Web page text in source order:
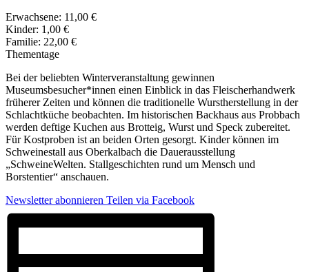
Erwachsene: 11,00 €
Kinder: 1,00 €
Familie: 22,00 €
Thementage
Bei der beliebten Winterveranstaltung gewinnen
Museumsbesucher*innen einen Einblick in das Fleischerhandwerk
früherer Zeiten und können die traditionelle Wurstherstellung in der
Schlachtküche beobachten. Im historischen Backhaus aus Probbach
werden deftige Kuchen aus Brotteig, Wurst und Speck zubereitet.
Für Kostproben ist an beiden Orten gesorgt. Kinder können im
Schweinestall aus Oberkalbach die Dauerausstellung
„SchweineWelten. Stallgeschichten rund um Mensch und
Borstentier“ anschauen.
Newsletter abonnieren Teilen via Facebook